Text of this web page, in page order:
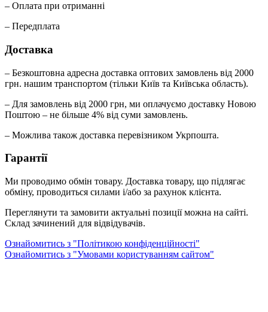
– Оплата при отриманні
– Передплата
Доставка
– Безкоштовна адресна доставка оптових замовлень від 2000
грн. нашим транспортом (тільки Київ та Київська область).
– Для замовлень від 2000 грн, ми оплачуємо доставку Новою
Поштою – не більше 4% від суми замовлень.
– Можлива також доставка перевізником Укрпошта.
Гарантії
Ми проводимо обмін товару. Доставка товару, що підлягає
обміну, проводиться силами і/або за рахунок клієнта.
Переглянути та замовити актуальні позиції можна на сайті.
Склад зачинений для відвідувачів.
Ознайомитись з "Політикою конфіденційності"
Ознайомитись з "Умовами користуванням сайтом"